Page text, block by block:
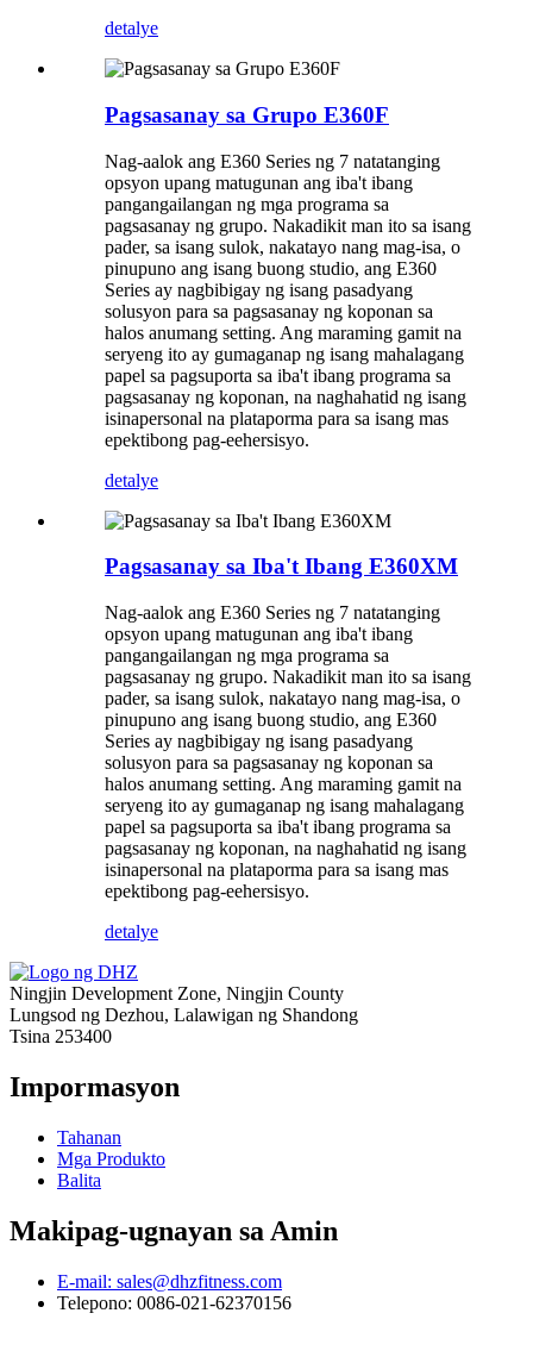
detalye
Pagsasanay sa Grupo E360F
Nag-aalok ang E360 Series ng 7 natatanging
opsyon upang matugunan ang iba't ibang
pangangailangan ng mga programa sa
pagsasanay ng grupo. Nakadikit man ito sa isang
pader, sa isang sulok, nakatayo nang mag-isa, o
pinupuno ang isang buong studio, ang E360
Series ay nagbibigay ng isang pasadyang
solusyon para sa pagsasanay ng koponan sa
halos anumang setting. Ang maraming gamit na
seryeng ito ay gumaganap ng isang mahalagang
papel sa pagsuporta sa iba't ibang programa sa
pagsasanay ng koponan, na naghahatid ng isang
isinapersonal na plataporma para sa isang mas
epektibong pag-eehersisyo.
detalye
Pagsasanay sa Iba't Ibang E360XM
Nag-aalok ang E360 Series ng 7 natatanging
opsyon upang matugunan ang iba't ibang
pangangailangan ng mga programa sa
pagsasanay ng grupo. Nakadikit man ito sa isang
pader, sa isang sulok, nakatayo nang mag-isa, o
pinupuno ang isang buong studio, ang E360
Series ay nagbibigay ng isang pasadyang
solusyon para sa pagsasanay ng koponan sa
halos anumang setting. Ang maraming gamit na
seryeng ito ay gumaganap ng isang mahalagang
papel sa pagsuporta sa iba't ibang programa sa
pagsasanay ng koponan, na naghahatid ng isang
isinapersonal na plataporma para sa isang mas
epektibong pag-eehersisyo.
detalye
Ningjin Development Zone, Ningjin County
Lungsod ng Dezhou, Lalawigan ng Shandong
Tsina 253400
Impormasyon
Tahanan
Mga Produkto
Balita
Makipag-ugnayan sa Amin
E-mail: sales@dhzfitness.com
Telepono: 0086-021-62370156